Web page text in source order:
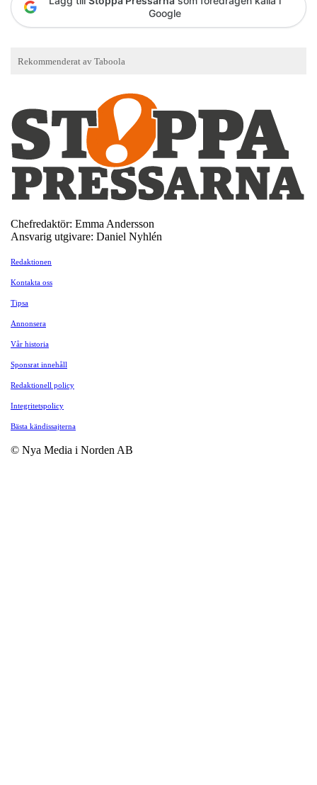
Google
Chefredaktör: Emma Andersson
Ansvarig utgivare: Daniel Nyhlén
Redaktionen
Kontakta oss
Tipsa
Annonsera
Vår historia
Sponsrat innehåll
Redaktionell policy
Integritetspolicy
Bästa kändissajterna
© Nya Media i Norden AB